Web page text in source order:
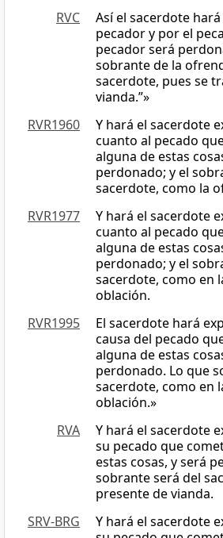
RVC
Así el sacerdote
pecador y por el
pecador será
sobrante de la
sacerdote, pues se
vianda.”»
RVR1960
Y hará el sacerdote
cuanto al pecado
alguna de estas
perdonado; y el
sacerdote, como la
RVR1977
Y hará el sacerdote
cuanto al pecado
alguna de estas
perdonado; y el
sacerdote, como en
oblación.
RVR1995
El sacerdote hará
causa del pecado
alguna de estas
perdonado. Lo que
sacerdote, como en
oblación.»
RVA
Y hará el sacerdote
su pecado que
estas cosas, y será
sobrante será del
presente de vianda.
SRV-BRG
Y hará el sacerdote